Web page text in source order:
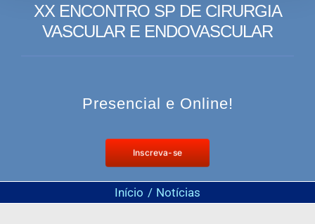
XX ENCONTRO SP DE CIRURGIA
VASCULAR E ENDOVASCULAR
Presencial e Online!
Inscreva-se
Início Notícias